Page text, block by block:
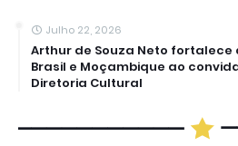
Julho 22, 2026
Arthur de Souza Neto
Brasil e Moçambique ao
Diretoria Cultural